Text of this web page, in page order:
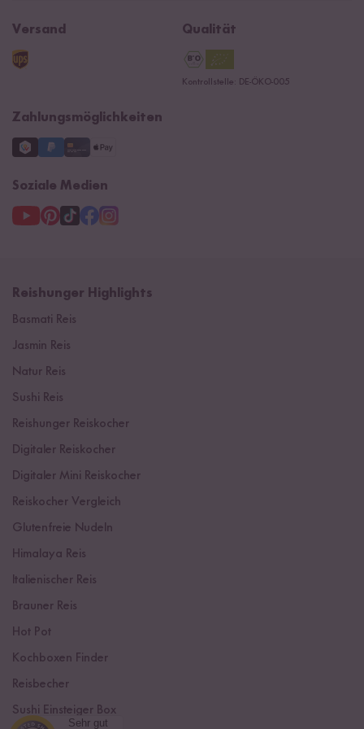
Kontaktformular
Navacopah
Reishunger Gutscheine
B2B
Datenschutzerklärung
Versand Qualität
Kontrollstelle: DE-ÖKO-005
Zahlungsmöglichkeiten
Soziale Medien
Reishunger Highlights
Basmati Reis
Jasmin Reis
Natur Reis
Sushi Reis
Reishunger Reiskocher
Digitaler Reiskocher
Digitaler Mini Reiskocher
Reiskocher Vergleich
Glutenfreie Nudeln
Himalaya Reis
Italienischer Reis
Brauner Reis
Hot Pot
Kochboxen Finder
Reisbecher
Sushi Einsteiger Box
Sehr gut